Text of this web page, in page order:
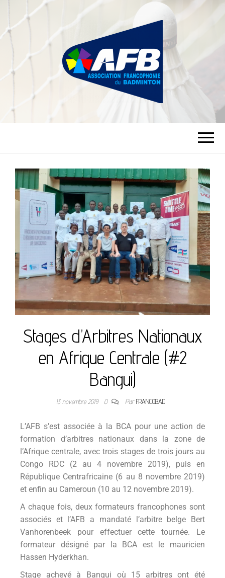
ASSOCIATION
FRANCOPHONIE
DU BADMINTON
Stages d’Arbitres Nationaux
en Afrique Centrale (#2
Bangui)
13 novembre 2019 0 ParFRANCOBAD
L’AFB s’est associée à la BCA pour une action de
formation d’arbitres nationaux dans la zone de
l’Afrique centrale, avec trois stages de trois jours au
Congo RDC (2 au 4 novembre 2019), puis en
République Centrafricaine (6 au 8 novembre 2019)
et enfin au Cameroun (10 au 12 novembre 2019).
A chaque fois, deux formateurs francophones sont
associés et l’AFB a mandaté l’arbitre belge Bert
Vanhorenbeek pour effectuer cette tournée. Le
formateur désigné par la BCA est le mauricien
Hassen Hyderkhan.
Stage achevé à Bangui où 15 arbitres ont été